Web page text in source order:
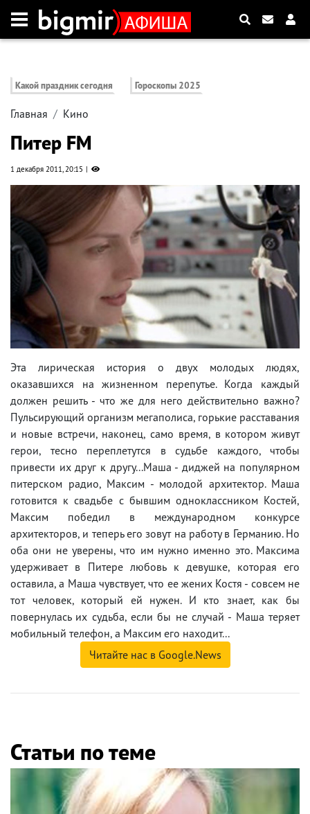
Какой праздник сегодня Гороскопы 2025
Главная Кино
Питер FM
1 декабря 2011, 20:15
Эта лирическая история о двух молодых людях,
оказавшихся на жизненном перепутье. Когда каждый
должен решить - что же для него действительно важно?
Пульсирующий организм мегаполиса, горькие расставания
и новые встречи, наконец, само время, в котором живут
герои, тесно переплетутся в судьбе каждого, чтобы
привести их друг к другу...Маша - диджей на популярном
питерском радио, Максим - молодой архитектор. Маша
готовится к свадьбе с бывшим одноклассником Костей,
Максим победил в международном конкурсе
архитекторов, и теперь его зовут на работу в Германию. Но
оба они не уверены, что им нужно именно это. Максима
удерживает в Питере любовь к девушке, которая его
оставила, а Маша чувствует, что ее жених Костя - совсем не
тот человек, который ей нужен. И кто знает, как бы
повернулась их судьба, если бы не случай - Маша теряет
мобильный телефон, а Максим его находит...
Читайте нас в Google.News
Статьи по теме